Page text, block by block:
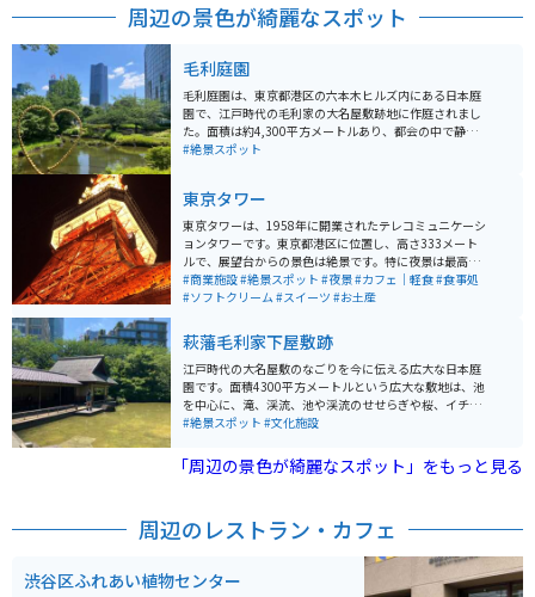
周辺の景色が綺麗なスポット
毛利庭園
毛利庭園は、東京都港区の六本木ヒルズ内にある日本庭
園で、江戸時代の毛利家の大名屋敷跡地に作庭されまし
た。面積は約4,300平方メートルあり、都会の中で静か
に自然を楽しめるスポットとして人気です。庭園内に
には桜、秋には紅葉が見事で、特に桜の季節には多くの
観光客が訪れます。夜にはライトアップされ、幻想的な
雰囲気が漂います。 また、毛利庭園は周囲の商業施設と
融合しており、庭園散策の後には六本木ヒルズ内のショ
ッピングやレストランを楽しむこともできます。庭園は
入場無料で、休憩スポットとしても利用しやすいのが魅
#絶景スポット
東京タワー
東京タワーは、1958年に開業されたテレコミュニケーシ
ョンタワーです。東京都港区に位置し、高さ333メート
ルで、展望台からの景色は絶景です。特に夜景は最高で
す。近くにはカフェや軽食のできる場所もあり、一日中
楽しめます。
#商業施設#絶景スポット #夜景#カフェ｜軽食#食事処
#ソフトクリーム#スイーツ #お土産
萩藩毛利家下屋敷跡
江戸時代の大名屋敷のなごりを今に伝える広大な日本庭
園です。面積4300平方メートルという広大な敷地は、池
を中心に、滝、渓流、池や渓流のせせらぎや桜、イチョ
ウといった木々が配置され、春には桜、秋には紅葉と、
藩）の毛利家の下屋敷があった場所で、現在でも敷地内
には、江戸時代の石垣の一部が残っており、歴史的な雰
#絶景スポット #文化施設
「周辺の景色が綺麗なスポット」をもっと見る
周辺のレストラン・カフェ
渋谷区ふれあい植物センター